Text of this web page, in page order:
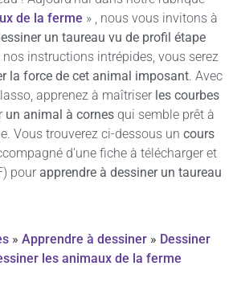
de la ferme » , nous vous invitons à
un taureau vu de profil étape
nos instructions intrépides, vous serez
la force de cet animal imposant. Avec
apprenez à maîtriser les courbes
un animal à cornes qui semble prêt à
Vous trouverez ci-dessous un cours
d’une fiche à télécharger et
pour apprendre à dessiner un taureau
» Apprendre à dessiner » Dessiner
les animaux de la ferme